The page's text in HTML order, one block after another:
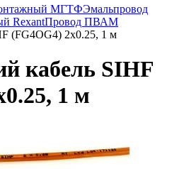
МГТФЭмальпровод
RexantПровод ПВАМ
(FG4OG4) 2x0.25, 1 м
кабель SIHF
1 м